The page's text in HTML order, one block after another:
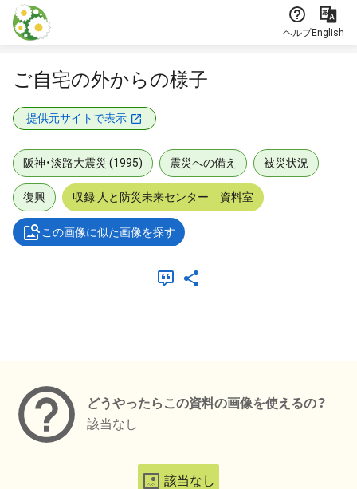
本文に飛ぶ
ヘルプEnglish
ご自宅の外からの様子
提供元サイトで表示
阪神・淡路大震災 (1995) 震災への備え 被災状況
復興 収録:人と防災未来センター 資料室
この画像に似た画像を探す
どうやったらこの資料の画像を使えるの？
該当なし
該当なし